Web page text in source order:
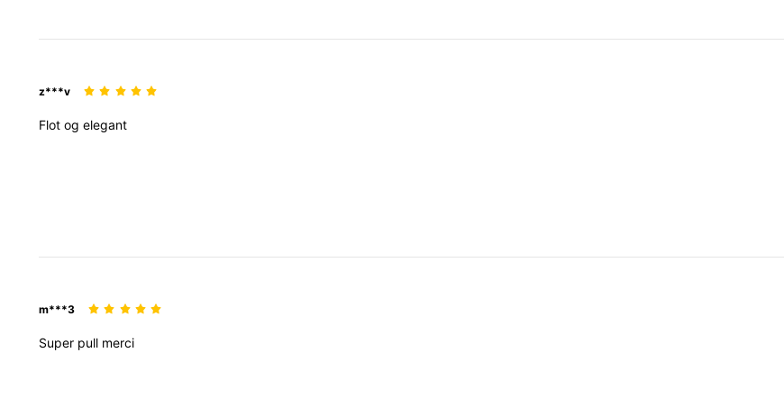
z***v
Flot og elegant
m***3
Super pull merci